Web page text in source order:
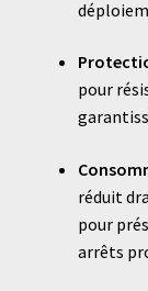
pour
réduit
pour
arrêts